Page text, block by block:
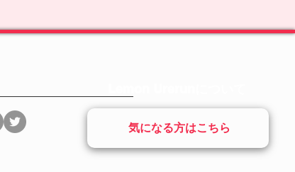
気になる方はこちら